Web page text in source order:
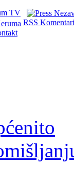
TV
RSS Komentari